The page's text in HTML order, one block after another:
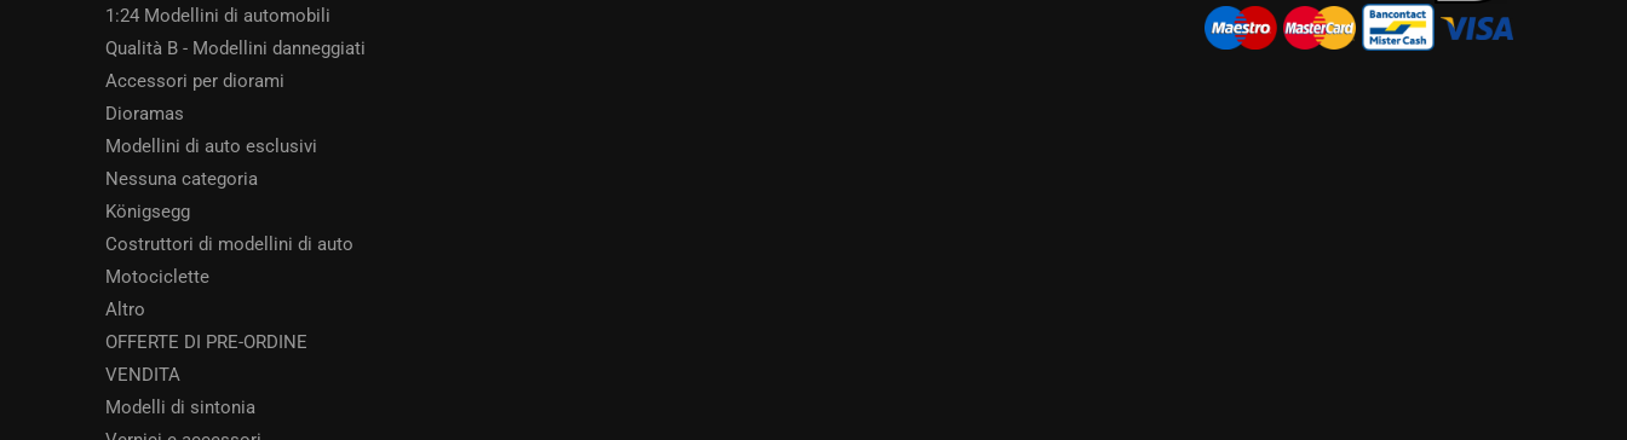
1:24 Modellini di automobili
Qualità B - Modellini danneggiati
Accessori per diorami
Dioramas
Modellini di auto esclusivi
Nessuna categoria
Königsegg
Costruttori di modellini di auto
Motociclette
Altro
OFFERTE DI PRE-ORDINE
VENDITA
Modelli di sintonia